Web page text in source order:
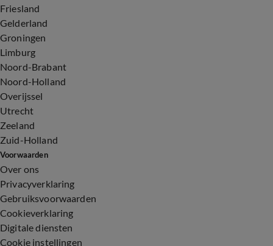
Friesland
Gelderland
Groningen
Limburg
Noord-Brabant
Noord-Holland
Overijssel
Utrecht
Zeeland
Zuid-Holland
Voorwaarden
Over ons
Privacyverklaring
Gebruiksvoorwaarden
Cookieverklaring
Digitale diensten
Cookie instellingen